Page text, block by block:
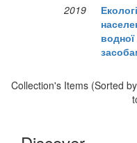
2019
Collection's Items (Sorted